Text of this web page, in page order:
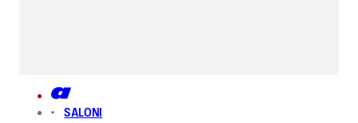
SALONI